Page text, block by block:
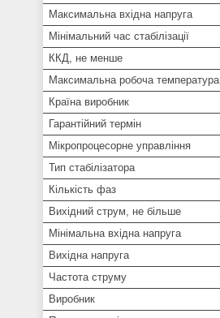
Максимальна вхідна напруга
Мінімальний час стабілізації
ККД, не менше
Максимальна робоча температура
Країна виробник
Гарантійний термін
Мікропроцесорне управління
Тип стабілізатора
Кількість фаз
Вихідний струм, не більше
Мінімальна вхідна напруга
Вихідна напруга
Частота струму
Виробник